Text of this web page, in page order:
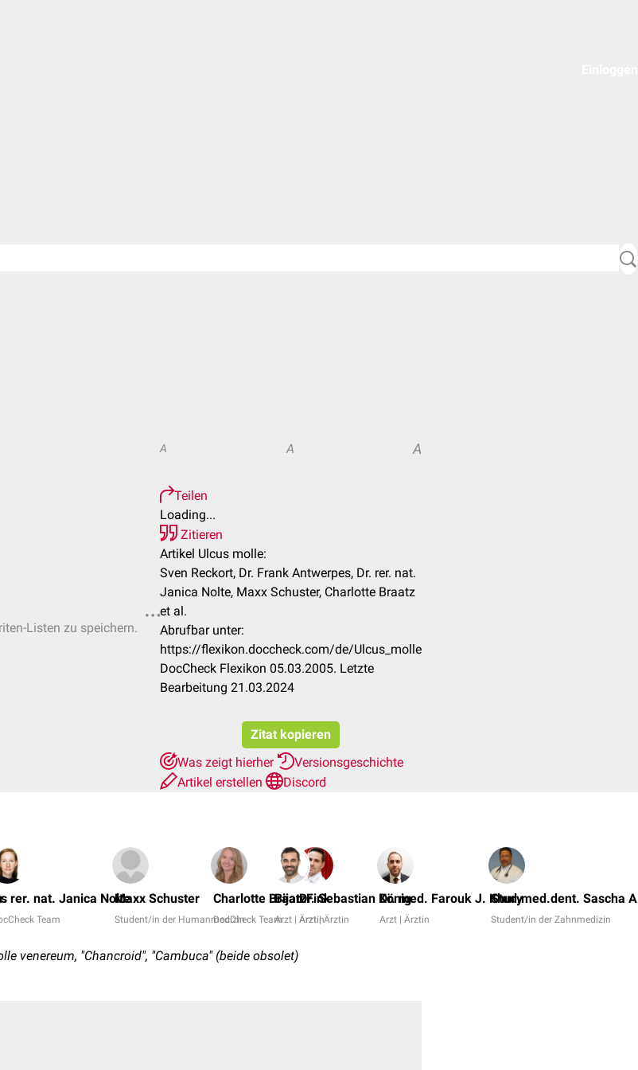
Listen zu speichern.
A A A
Teilen
Loading...
Zitieren
Artikel Ulcus molle:
Sven Reckort, Dr. Frank Antwerpes, Dr. rer. nat.
Janica Nolte, Maxx Schuster, Charlotte Braatz
et al.
Abrufbar unter:
https://flexikon.doccheck.com/de/Ulcus_molle
DocCheck Flexikon 05.03.2005. Letzte
Bearbeitung 21.03.2024
Zitat kopieren
Was zeigt hierher
Versionsgeschichte
Artikel erstellen
Discord
rer. nat. Janica Nolte
Team
Maxx Schuster
Student/in der Humanmedizin
Charlotte Braatz
DocCheck Team
Bijan Fink
Arzt | Ärztin
Dr. Sebastian König
Arzt | Ärztin
Dr. med. Farouk J. Khury
Arzt | Ärztin
Stud.med.dent. Sascha
Student/in der Zahnmedizin
venereum, "Chancroid", "Cambuca" (beide obsolet)